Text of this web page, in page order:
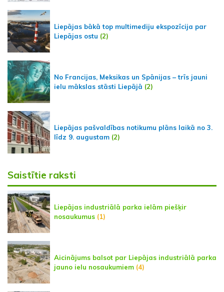
Liepājas bākā top multimediju ekspozīcija par
Liepājas ostu (2)
No Francijas, Meksikas un Spānijas – trīs jauni
ielu mākslas stāsti Liepājā (2)
Liepājas pašvaldības notikumu plāns laikā no 3.
līdz 9. augustam (2)
Saistītie raksti
Liepājas industriālā parka ielām piešķir
nosaukumus (1)
Aicinājums balsot par Liepājas industriālā parka
jauno ielu nosaukumiem (4)